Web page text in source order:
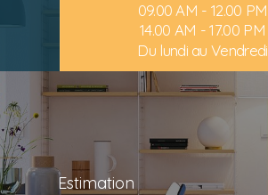
09.00 AM - 12.00 PM
14.00 AM - 17.00 PM
Du lundi au Vendredi
Estimation